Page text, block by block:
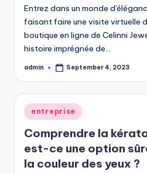
Entrez dans un monde
faisant faire une visite virtuelle
boutique en ligne de Celinni
histoire imprégnée de…
Posted
admin September 4, 2023
Posted
in
entreprise
Comprendre la
est-ce une option
la couleur des yeux ?